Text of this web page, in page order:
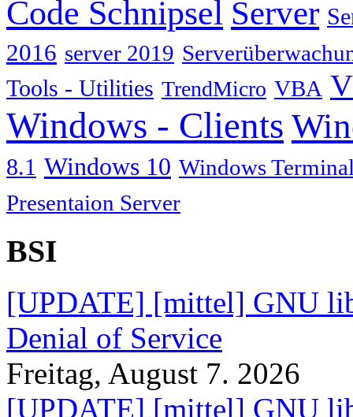
Code Schnipsel Server
2016 server 2019
Tools - Utilities TrendMicro VBA
Windows - Clients
8.1 Windows 10 Windows
Presentaion Server
BSI
[UPDATE] [mittel] GNU
Denial of Service
Freitag, August 7. 2026
[UPDATE] [mittel] GNU